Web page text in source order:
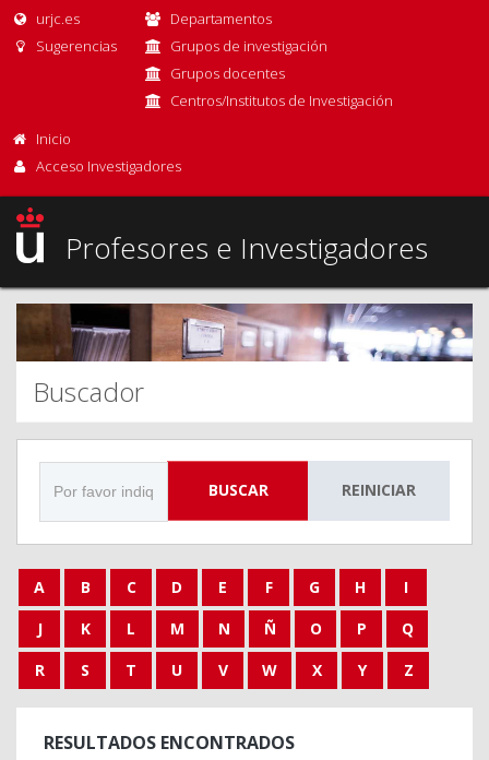
urjc.es
Sugerencias
Departamentos
Grupos de investigación
Grupos docentes
Centros/Institutos de Investigación
Inicio
Acceso Investigadores
Profesores e Investigadores
Buscador
BUSCAR REINICIAR
A B C D E F G H
I
J
K L M N Ñ O P
Q
R
S T U V W X Y Z
RESULTADOS ENCONTRADOS